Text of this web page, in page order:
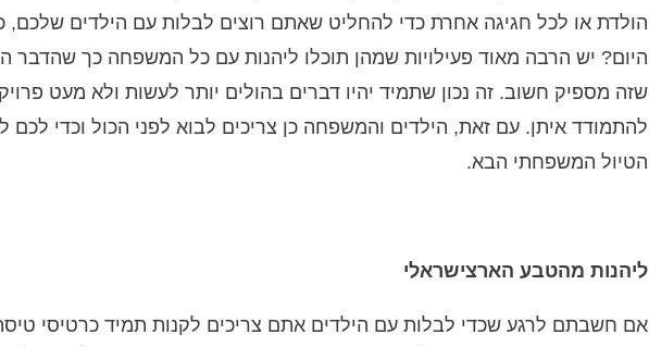
הולדת או לכל חגיגה אחרת כדי להחליט שאתם רוצים לבלות עם הילדים
היום? יש הרבה מאוד פעילויות שמהן תוכלו ליהנות עם כל המשפחה כך שהדבר
שזה מספיק חשוב. זה נכון שתמיד יהיו דברים בהולים יותר לעשות ולא מעט
להתמודד איתן. עם זאת, הילדים והמשפחה כן צריכים לבוא לפני הכול וכדי
הטיול המשפחתי הבא.
ליהנות מהטבע הארצישראלי
אם חשבתם לרגע שכדי לבלות עם הילדים אתם צריכים לקנות תמיד כרטיסי טיסה